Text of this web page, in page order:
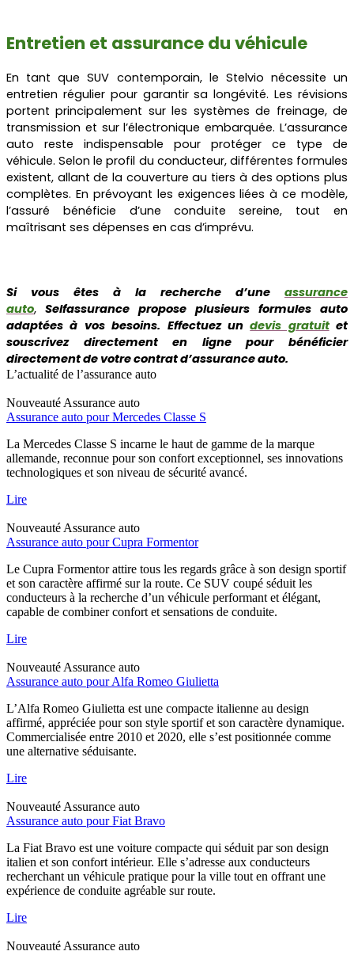
Entretien et assurance du véhicule
En tant que SUV contemporain, le Stelvio nécessite un
entretien régulier pour garantir sa longévité. Les révisions
portent principalement sur les systèmes de freinage, de
transmission et sur l’électronique embarquée. L’assurance
auto reste indispensable pour protéger ce type de
véhicule. Selon le profil du conducteur, différentes formules
existent, allant de la couverture au tiers à des options plus
complètes. En prévoyant les exigences liées à ce modèle,
l’assuré bénéficie d’une conduite sereine, tout en
maîtrisant ses dépenses en cas d’imprévu.
Si vous êtes à la recherche d’une assurance
auto, Selfassurance propose plusieurs formules auto
adaptées à vos besoins. Effectuez undevis gratuitet
souscrivez directement en ligne pour bénéficier
directement de votre contrat d’assurance auto.
L’actualité de l’assurance auto
Nouveauté Assurance auto
Assurance auto pour Mercedes Classe S
La Mercedes Classe S incarne le haut de gamme de la marque
allemande, reconnue pour son confort exceptionnel, ses innovations
technologiques et son niveau de sécurité avancé.
Lire
Nouveauté Assurance auto
Assurance auto pour Cupra Formentor
Le Cupra Formentor attire tous les regards grâce à son design sportif
et son caractère affirmé sur la route. Ce SUV coupé séduit les
conducteurs à la recherche d’un véhicule performant et élégant,
capable de combiner confort et sensations de conduite.
Lire
Nouveauté Assurance auto
Assurance auto pour Alfa Romeo Giulietta
L’Alfa Romeo Giulietta est une compacte italienne au design
affirmé, appréciée pour son style sportif et son caractère dynamique.
Commercialisée entre 2010 et 2020, elle s’est positionnée comme
une alternative séduisante.
Lire
Nouveauté Assurance auto
Assurance auto pour Fiat Bravo
La Fiat Bravo est une voiture compacte qui séduit par son design
italien et son confort intérieur. Elle s’adresse aux conducteurs
recherchant un véhicule pratique pour la ville tout en offrant une
expérience de conduite agréable sur route.
Lire
Nouveauté Assurance auto